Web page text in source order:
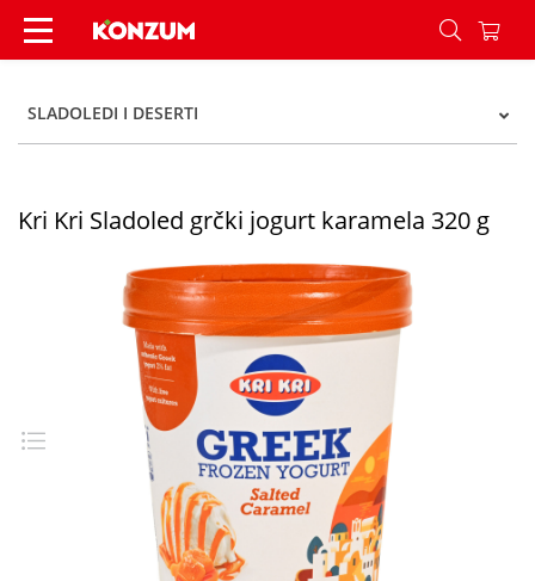
Kri Kri Sladoled grčki jogurt karamela 320 g -
SLADOLEDI I DESERTI
Kri Kri Sladoled grčki jogurt karamela 320 g